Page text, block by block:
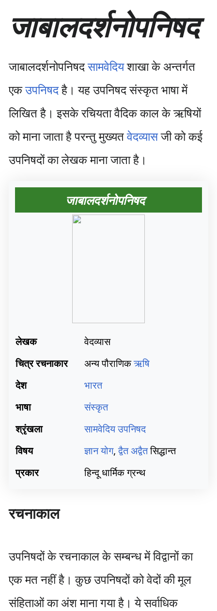
ग्री
एँ
जाबालदर्शनोपनिषद
जाबालदर्शनोपनिषदसामवेदियशाखा के अन्तर्गत
एकउपनिषदहै। यह उपनिषद संस्कृत भाषा में
लिखित है। इसके रचियता वैदिक काल के ऋषियों
को माना जाता है परन्तु मुख्यतवेदव्यासजी को कई
उपनिषदों का लेखक माना जाता है।
जाबालदर्शनोपनिषद
लेखक
वेदव्यास
चित्र रचनाकार
अन्य पौराणिकऋषि
देश
भारत
भाषा
संस्कृत
श्रृंखला
सामवेदियउपनिषद
विषय
ज्ञान योग,द्वैतअद्वैतसिद्धान्त
प्रकार
हिन्दू धार्मिक ग्रन्थ
रचनाकाल
उपनिषदों के रचनाकाल के सम्बन्ध में विद्वानों का
एक मत नहीं है। कुछ उपनिषदों को वेदों की मूल
संहिताओं का अंश माना गया है। ये सर्वाधिक